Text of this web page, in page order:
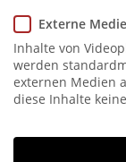
Cappello
Externe
Inhalte von
werden
externen Medien
diese Inhalte